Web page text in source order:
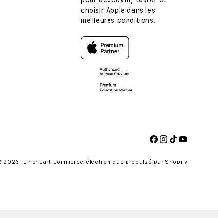
choisir Apple dans les
meilleures conditions.
Facebook
Instagram
TikTokYouTube
2026, Lineheart Commerce électronique propulsé par Shopify